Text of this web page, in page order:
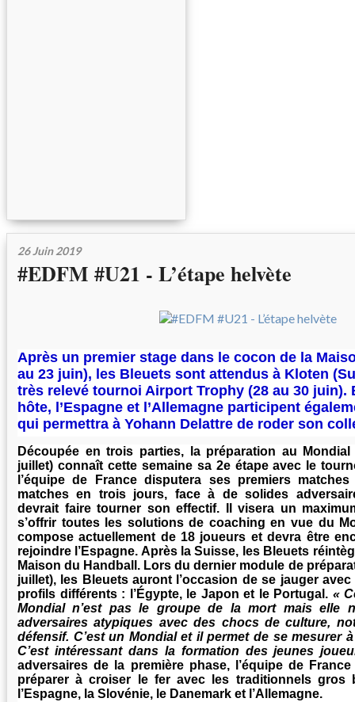
26 Juin 2019
#EDFM #U21 - L’étape helvète
Après un premier stage dans le cocon de la
au 23 juin), les Bleuets sont attendus à Kloten
très relevé tournoi Airport Trophy (28 au 30 juin).
hôte, l’Espagne et l’Allemagne participent
qui permettra à Yohann Delattre de roder son
Découpée en trois parties, la préparation au
juillet) connaît cette semaine sa 2e étape avec le
l’équipe de France disputera ses premiers
matches en trois jours, face à de solides
devrait faire tourner son effectif. Il visera un
s’offrir toutes les solutions de coaching en vue du
compose actuellement de 18 joueurs et devra être
rejoindre l’Espagne. Après la Suisse, les Bleuets
Maison du Handball. Lors du dernier module de
juillet), les Bleuets auront l’occasion de se jauger
profils différents : l’Égypte, le Japon et le Portugal. «
Mondial n’est pas le groupe de la mort mais elle
adversaires atypiques avec des chocs de culture,
défensif. C’est un Mondial et il permet de se mesurer
C’est intéressant dans la formation des jeunes
adversaires de la première phase, l’équipe de
préparer à croiser le fer avec les traditionnels gros
l’Espagne, la Slovénie, le Danemark et l’Allemagne.